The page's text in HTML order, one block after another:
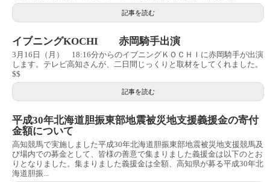
記事を読む
イブニングKOCHI 赤岡騎手出演
3月16日（月） 18:16分からのイブニングＫＯＣＨＩに赤岡騎手が出演
します。テレビ高知さんが、二日間じっくりと取材をしてくれました。
$$
記事を読む
平成30年北海道胆振東部地震被災地支援義援金の寄付
金額について
高知競馬で実施しました平成30年北海道胆振東部地震被災地支援競馬及
び場内での募金として、皆様の善意で集まりました義援金は以下のとお
りとなりました。集まりました義援金は全額、高知県が募る平成30年北
海道胆振...